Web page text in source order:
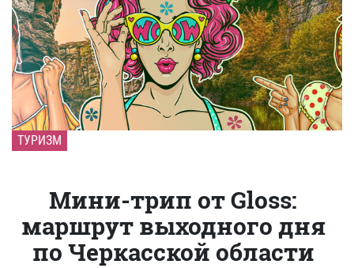
ТУРИЗМ
Мини-трип от Gloss:
маршрут выходного дня
по Черкасской области